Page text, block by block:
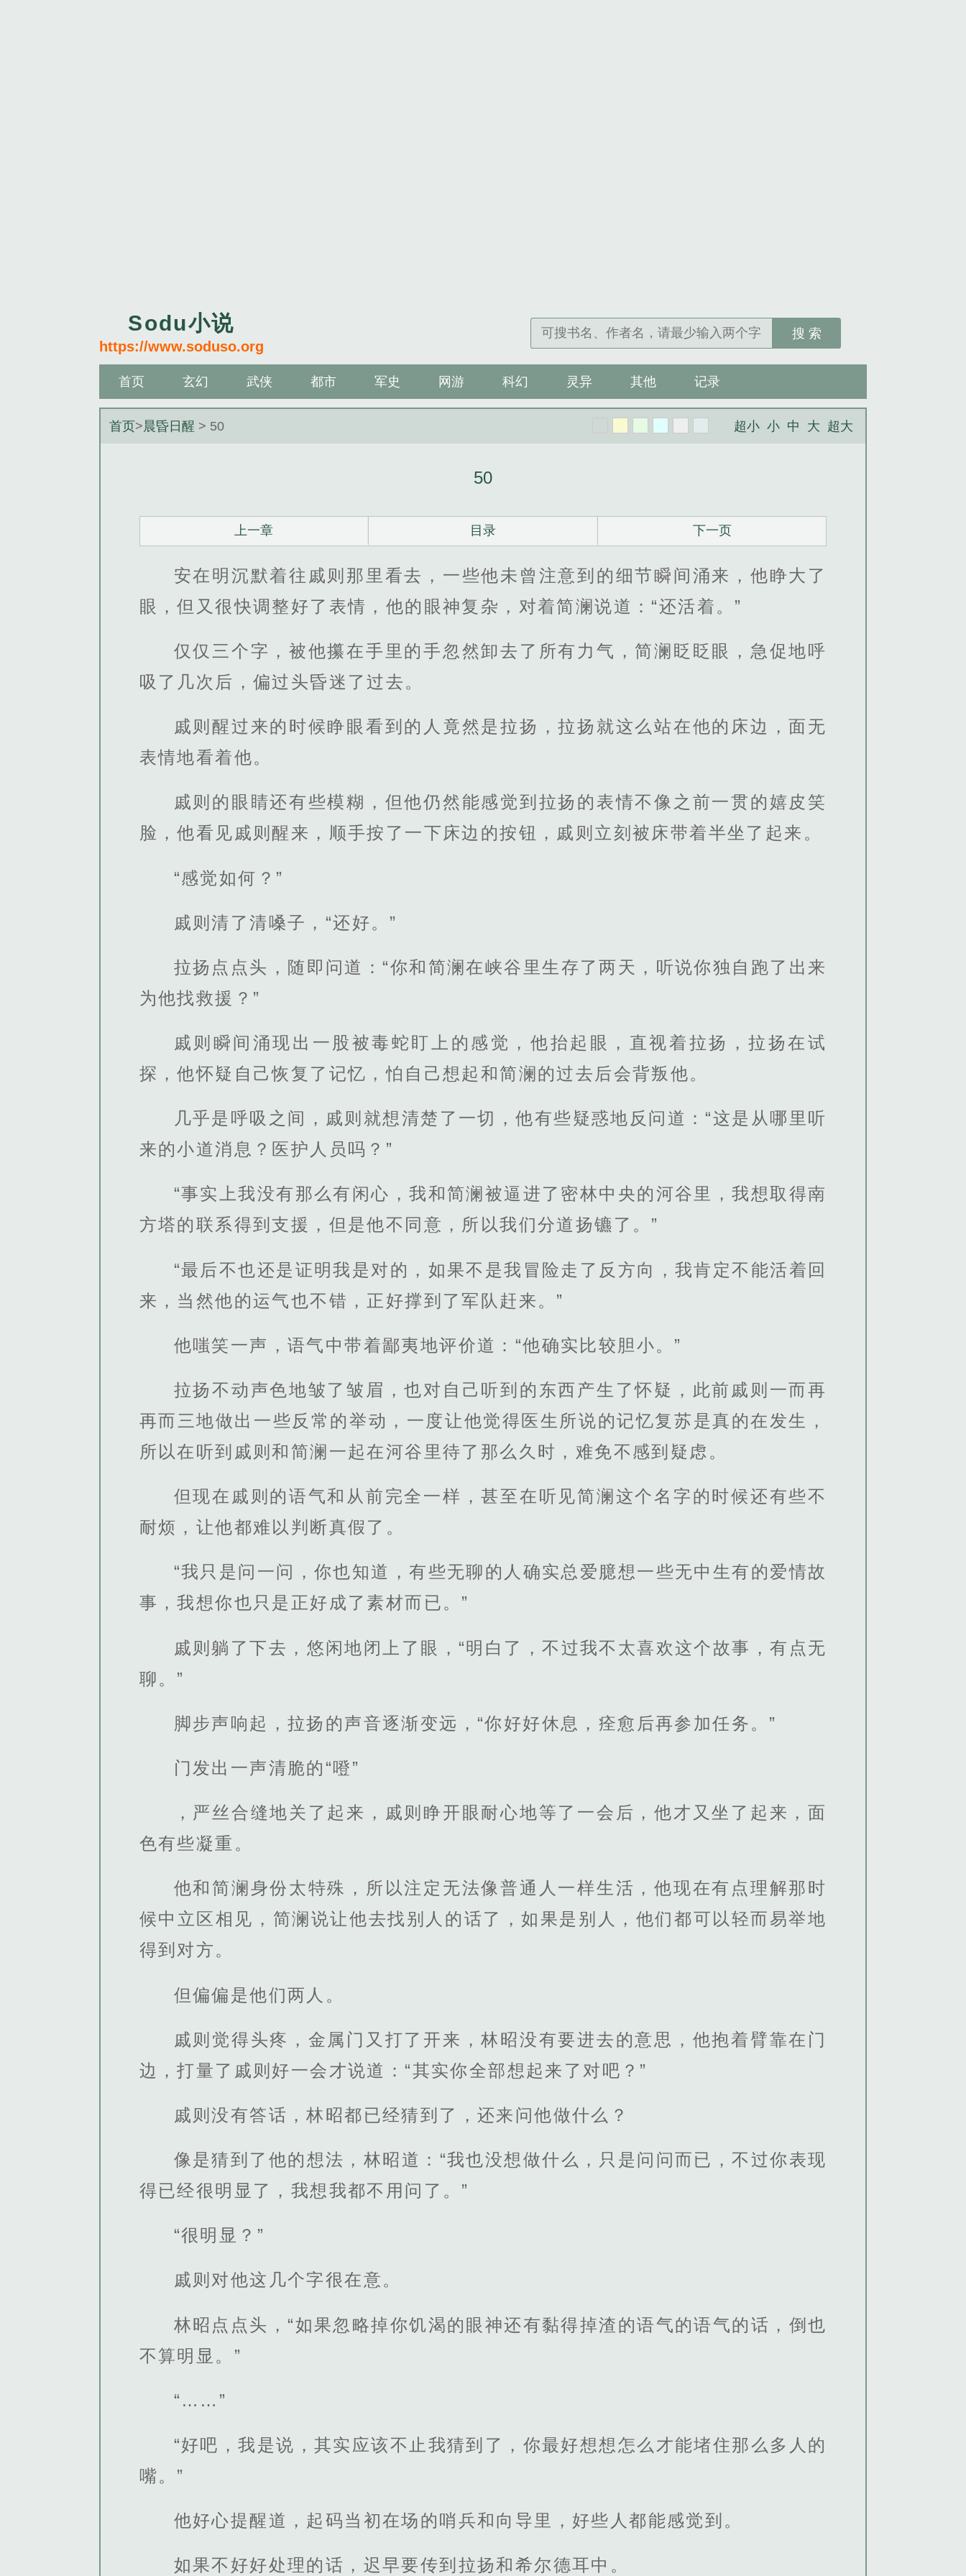
Sodu小说
https://www.soduso.org
搜 索
首页 玄幻 武侠 都市 军史 网游 科幻 灵异 其他 记录
首页>晨昏日醒 > 50 超小 小 中 大 超大
50
上一章 目录 下一页
安在明沉默着往戚则那里看去，一些他未曾注意到的细节瞬间涌来，他睁大了
眼，但又很快调整好了表情，他的眼神复杂，对着简澜说道：“还活着。”
仅仅三个字，被他攥在手里的手忽然卸去了所有力气，简澜眨眨眼，急促地呼
吸了几次后，偏过头昏迷了过去。
戚则醒过来的时候睁眼看到的人竟然是拉扬，拉扬就这么站在他的床边，面无
表情地看着他。
戚则的眼睛还有些模糊，但他仍然能感觉到拉扬的表情不像之前一贯的嬉皮笑
脸，他看见戚则醒来，顺手按了一下床边的按钮，戚则立刻被床带着半坐了起来。
“感觉如何？”
戚则清了清嗓子，“还好。”
拉扬点点头，随即问道：“你和简澜在峡谷里生存了两天，听说你独自跑了出来
为他找救援？”
戚则瞬间涌现出一股被毒蛇盯上的感觉，他抬起眼，直视着拉扬，拉扬在试
探，他怀疑自己恢复了记忆，怕自己想起和简澜的过去后会背叛他。
几乎是呼吸之间，戚则就想清楚了一切，他有些疑惑地反问道：“这是从哪里听
来的小道消息？医护人员吗？”
“事实上我没有那么有闲心，我和简澜被逼进了密林中央的河谷里，我想取得南
方塔的联系得到支援，但是他不同意，所以我们分道扬镳了。”
“最后不也还是证明我是对的，如果不是我冒险走了反方向，我肯定不能活着回
来，当然他的运气也不错，正好撑到了军队赶来。”
他嗤笑一声，语气中带着鄙夷地评价道：“他确实比较胆小。”
拉扬不动声色地皱了皱眉，也对自己听到的东西产生了怀疑，此前戚则一而再
再而三地做出一些反常的举动，一度让他觉得医生所说的记忆复苏是真的在发生，
所以在听到戚则和简澜一起在河谷里待了那么久时，难免不感到疑虑。
但现在戚则的语气和从前完全一样，甚至在听见简澜这个名字的时候还有些不
耐烦，让他都难以判断真假了。
“我只是问一问，你也知道，有些无聊的人确实总爱臆想一些无中生有的爱情故
事，我想你也只是正好成了素材而已。”
戚则躺了下去，悠闲地闭上了眼，“明白了，不过我不太喜欢这个故事，有点无
聊。”
脚步声响起，拉扬的声音逐渐变远，“你好好休息，痊愈后再参加任务。”
门发出一声清脆的“噔”
，严丝合缝地关了起来，戚则睁开眼耐心地等了一会后，他才又坐了起来，面
色有些凝重。
他和简澜身份太特殊，所以注定无法像普通人一样生活，他现在有点理解那时
候中立区相见，简澜说让他去找别人的话了，如果是别人，他们都可以轻而易举地
得到对方。
但偏偏是他们两人。
戚则觉得头疼，金属门又打了开来，林昭没有要进去的意思，他抱着臂靠在门
边，打量了戚则好一会才说道：“其实你全部想起来了对吧？”
戚则没有答话，林昭都已经猜到了，还来问他做什么？
像是猜到了他的想法，林昭道：“我也没想做什么，只是问问而已，不过你表现
得已经很明显了，我想我都不用问了。”
“很明显？”
戚则对他这几个字很在意。
林昭点点头，“如果忽略掉你饥渴的眼神还有黏得掉渣的语气的语气的话，倒也
不算明显。”
“……”
“好吧，我是说，其实应该不止我猜到了，你最好想想怎么才能堵住那么多人的
嘴。”
他好心提醒道，起码当初在场的哨兵和向导里，好些人都能感觉到。
如果不好好处理的话，迟早要传到拉扬和希尔德耳中。